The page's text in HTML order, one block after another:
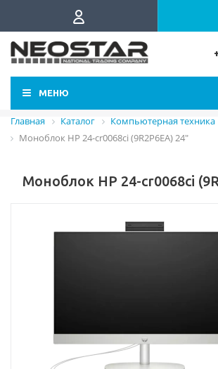
МЕНЮ
Главная Каталог Компьютерная техника
Моноблок HP 24-cr0068ci (9R2P6EA) 24"
Моноблок HP 24-cr0068ci